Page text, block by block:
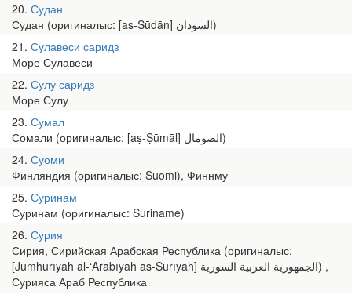
20 Судан
Судан (оригиналыс: [as-Sūdān] السودان)
21 Сулавеси саридз
Море Сулавеси
22 Сулу саридз
Море Сулу
23 Сумал
Сомали (оригиналыс: [aṣ-Ṣūmāl] الصومال)
24 Суоми
Финляндия (оригиналыс: Suomi), Финнму
25 Суринам
Суринам (оригиналыс: Suriname)
26 Сурия
Сирия, Сирийская Арабская Республика (оригиналыс:
[Jumhūrīyah al-ʻArabīyah as-Sūrīyah] الجمهورية العربية السورية‎) ,
Сурияса Араб Республика